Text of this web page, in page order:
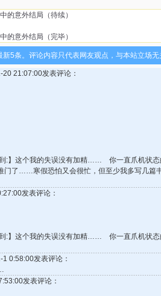
的意外结局（待续）
的意外结局（完毕）
新5条。评论内容只代表网友观点，与本站立场无
21:07:00发表评论：
到:】这个我的失误没有加精…… 你一直爪机状态
门了……寒假恐怕又会很忙，但至少我多写几篇
发表评论：
到:】这个我的失误没有加精…… 你一直爪机状态
0:58:00发表评论：
发表评论：